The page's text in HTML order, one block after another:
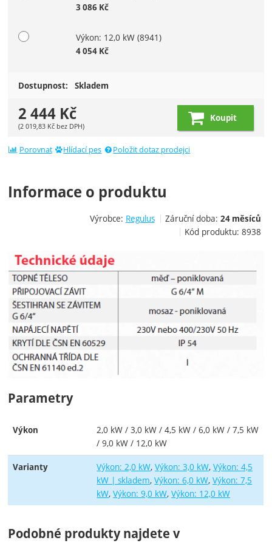
3 086 Kč
Výkon: 12,0 kW(8941)
4 054 Kč
Dostupnost: Skladem
2 444 Kč
(2 019,83 Kč bez DPH)
Koupit
Porovnat Hlídací pes Položit dotaz prodejci
Informace o produktu
Výrobce: Regulus Záruční doba: 24 měsíců
Kód produktu: 8938
Parametry
Výkon
2,0 kW / 3,0 kW / 4,5 kW / 6,0 kW / 7,5 kW
/ 9,0 kW / 12,0 kW
Varianty Výkon: 2,0 kW Výkon: 3,0 kW Výkon: 4,5
kW | skladem Výkon: 6,0 kW Výkon: 7,5
kW Výkon: 9,0 kW Výkon: 12,0 kW
Podobné produkty najdete v